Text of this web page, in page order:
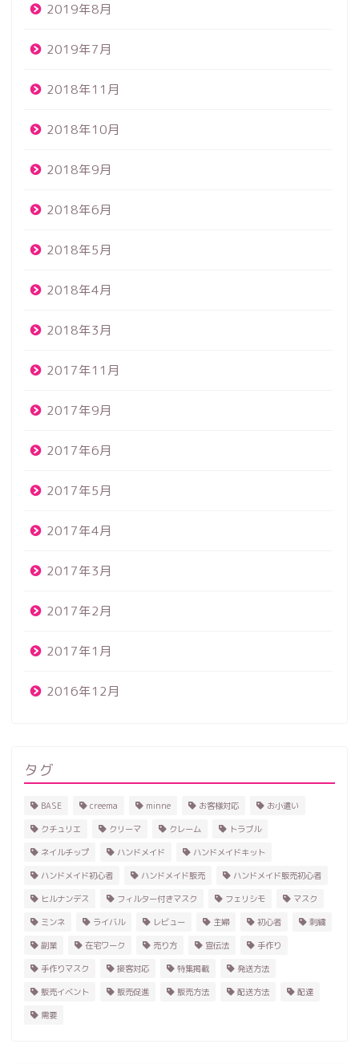
2019年8月
2019年7月
2018年11月
2018年10月
2018年9月
2018年6月
2018年5月
2018年4月
2018年3月
2017年11月
2017年9月
2017年6月
2017年5月
2017年4月
2017年3月
2017年2月
2017年1月
2016年12月
タグ
BASE creema minne お客様対応 お小遣い
クチュリエ クリーマ クレーム トラブル
ネイルチップ ハンドメイド ハンドメイドキット
ハンドメイド初心者 ハンドメイド販売 ハンドメイド販売初心者
ヒルナンデス フィルター付きマスク フェリシモ マスク
ミンネ ライバル レビュー 主婦 初心者 刺繍
副業 在宅ワーク 売り方 宣伝法 手作り
手作りマスク 接客対応 特集掲載 発送方法
販売イベント 販売促進 販売方法 配送方法 配達
需要